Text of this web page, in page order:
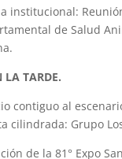
institucional:
de Salud
LA TARDE.
contiguo al
cilindrada: Grupo
de la 81° Expo